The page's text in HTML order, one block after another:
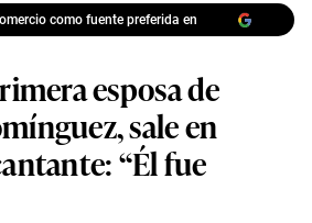
como fuente preferida en
esposa de
sale en
“Él fue